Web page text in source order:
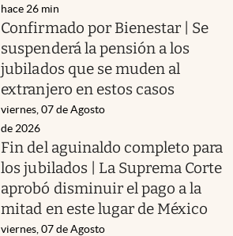
hace 26 min
Confirmado por Bienestar | Se
suspenderá la pensión a los
jubilados que se muden al
extranjero en estos casos
viernes, 07 de Agosto
de 2026
Fin del aguinaldo completo para
los jubilados | La Suprema Corte
aprobó disminuir el pago a la
mitad en este lugar de México
viernes, 07 de Agosto